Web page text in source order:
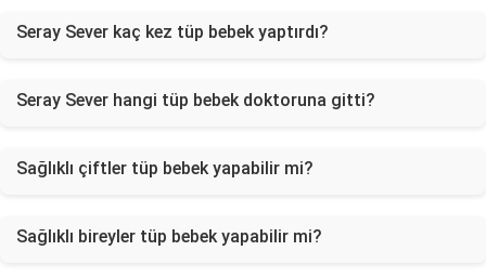
Seray Sever kaç kez tüp bebek yaptırdı?
Seray Sever hangi tüp bebek doktoruna gitti?
Sağlıklı çiftler tüp bebek yapabilir mi?
Sağlıklı bireyler tüp bebek yapabilir mi?